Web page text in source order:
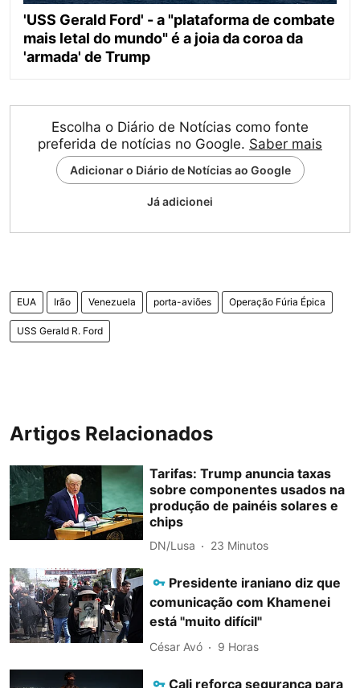
'USS Gerald Ford' - a "plataforma de combate
mais letal do mundo" é a joia da coroa da
'armada' de Trump
Escolha o Diário de Notícias como fonte
preferida de notícias no Google. Saber mais
Adicionar o Diário de Notícias ao Google
Já adicionei
EUA Irão Venezuela porta-aviões Operação Fúria Épica
USS Gerald R. Ford
Artigos Relacionados
Tarifas: Trump anuncia taxas
sobre componentes usados na
produção de painéis solares e
chips
DN/Lusa 23 Minutos
Presidente iraniano diz que
comunicação com Khamenei
está "muito difícil"
César Avó 9 Horas
Cali reforça segurança para